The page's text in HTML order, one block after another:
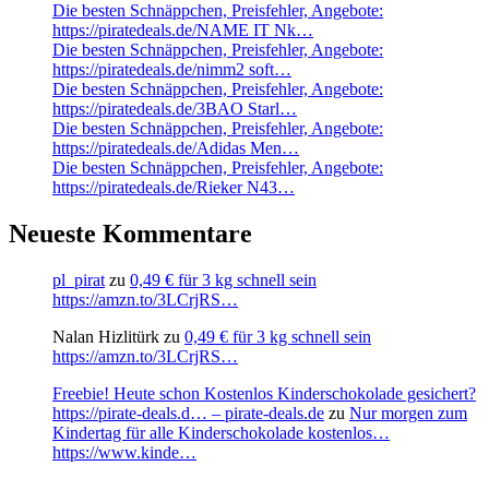
Die besten Schnäppchen, Preisfehler, Angebote:
https://piratedeals.de/NAME IT Nk…
Die besten Schnäppchen, Preisfehler, Angebote:
https://piratedeals.de/nimm2 soft…
Die besten Schnäppchen, Preisfehler, Angebote:
https://piratedeals.de/3BAO Starl…
Die besten Schnäppchen, Preisfehler, Angebote:
https://piratedeals.de/Adidas Men…
Die besten Schnäppchen, Preisfehler, Angebote:
https://piratedeals.de/Rieker N43…
Neueste Kommentare
pl_pirat zu 0,49 € für 3 kg schnell sein
https://amzn.to/3LCrjRS…
Nalan Hizlitürk zu 0,49 € für 3 kg schnell sein
https://amzn.to/3LCrjRS…
Freebie! Heute schon Kostenlos Kinderschokolade gesichert?
https://pirate-deals.d… – pirate-deals.de zu Nur morgen zum
Kindertag für alle Kinderschokolade kostenlos…
https://www.kinde…